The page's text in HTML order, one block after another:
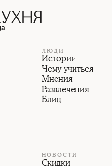
ЛЮДИ
Истории
Чему учиться
Мнения
Развлечения
Блиц
НОВОСТИ
Скидки